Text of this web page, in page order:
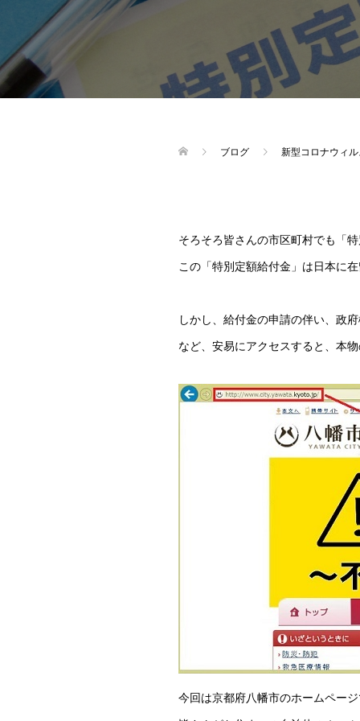
ブログ 新型コロナウィ
そろそろ皆さんの市区町村でも「
この「特別定額給付金」は日本に
しかし、給付金の申請の伴い、政
など、安易にアクセスすると、本
今回は京都府八幡市のホームペー